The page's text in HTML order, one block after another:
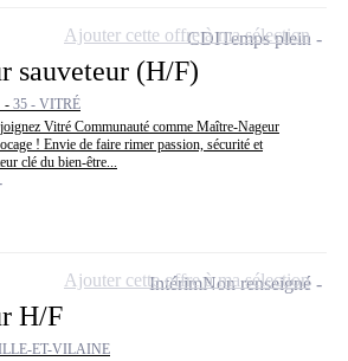
sauveteur (H/F)
- 35 - VITRÉ
Vitré Communauté comme Maître-Nageur
! Envie de faire rimer passion, sécurité et
clé du bien-être...
CDITemps plein
Ajouter cette offre à ma sélection
H/F
ET-VILAINE
IntérimNon renseigné
Ajouter cette offre à ma sélection